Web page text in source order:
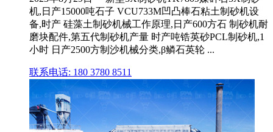
机,日产15000吨石子 VCU733M凹凸棒石粘土制砂机设
备,时产 硅藻土制砂机械工作原理,日产600方石 制砂机耐
磨块配件,第五代制砂机产量 时产吨锆英砂PCL制砂机,1
小时 日产2500方制沙机械分类,β鳞石英轮 ...
联系电话: 180 3780 8511